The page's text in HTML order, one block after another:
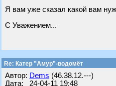
Я вам уже сказал какой вам
С Уважением...
Re: Катер "Амур"-водомёт
Автор: Dems (46.38.12.---)
Дата: 24-04-11 19:48